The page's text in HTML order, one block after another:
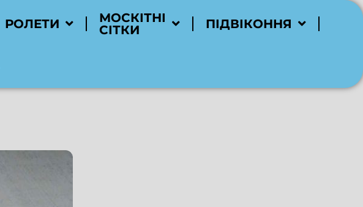
РОЛЕТИ
МОСКІТНІ
СІТКИ
ПІДВІКОННЯ